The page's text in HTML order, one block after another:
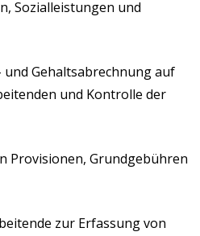
Sozialleistungen und
Gehaltsabrechnung auf
und Kontrolle der
Provisionen, Grundgebühren
zur Erfassung von